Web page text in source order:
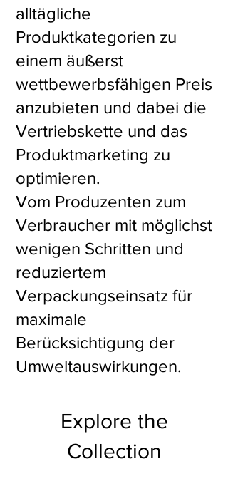
alltägliche
Produktkategorien zu
einem äußerst
wettbewerbsfähigen Preis
anzubieten und dabei die
Vertriebskette und das
Produktmarketing zu
optimieren.
Vom Produzenten zum
Verbraucher mit möglichst
wenigen Schritten und
reduziertem
Verpackungseinsatz für
maximale
Berücksichtigung der
Umweltauswirkungen.
Explore the
Collection